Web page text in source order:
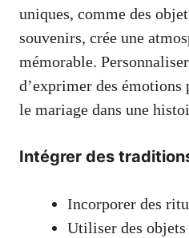
uniques, comme des
souvenirs, crée une
mémorable.
d’exprimer des émotions
le mariage dans une
Intégrer des
Incorporer des
Utiliser des